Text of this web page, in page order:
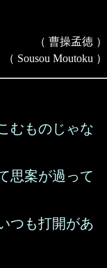
（ 曹操孟徳 ）
（ Sousou Moutoku ）
むものじゃな
思案が過って
つも打開があ